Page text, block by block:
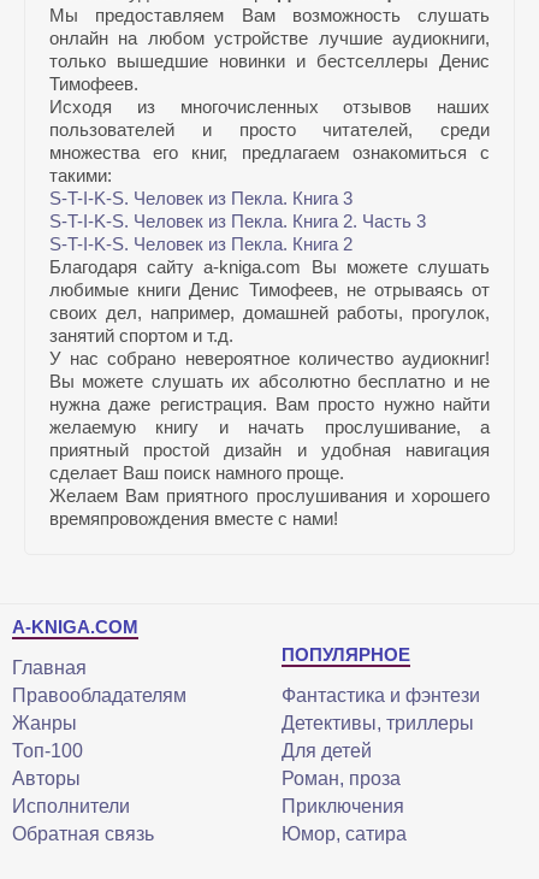
Мы предоставляем Вам возможность слушать
онлайн на любом устройстве лучшие аудиокниги,
только вышедшие новинки и бестселлеры Денис
Тимофеев.
Исходя из многочисленных отзывов наших
пользователей и просто читателей, среди
множества его книг, предлагаем ознакомиться с
такими:
S-T-I-K-S. Человек из Пекла. Книга 3
S-T-I-K-S. Человек из Пекла. Книга 2. Часть 3
S-T-I-K-S. Человек из Пекла. Книга 2
Благодаря сайту a-kniga.com Вы можете слушать
любимые книги Денис Тимофеев, не отрываясь от
своих дел, например, домашней работы, прогулок,
занятий спортом и т.д.
У нас собрано невероятное количество аудиокниг!
Вы можете слушать их абсолютно бесплатно и не
нужна даже регистрация. Вам просто нужно найти
желаемую книгу и начать прослушивание, а
приятный простой дизайн и удобная навигация
сделает Ваш поиск намного проще.
Желаем Вам приятного прослушивания и хорошего
времяпровождения вместе с нами!
A-KNIGA.COM
Главная
Правообладателям
Жанры
Топ-100
Авторы
Исполнители
Обратная связь
ПОПУЛЯРНОЕ
Фантастика и фэнтези
Детективы, триллеры
Для детей
Роман, проза
Приключения
Юмор, сатира